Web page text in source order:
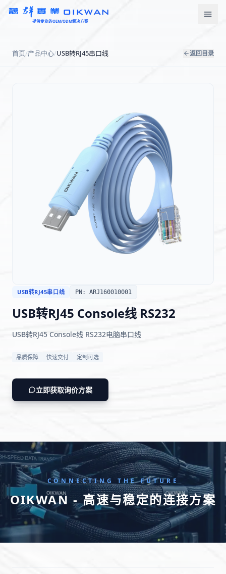
OIKWAN
提供专业的OEM/ODM解决方案
English Türkçe
日本語
ไทย Tiếng Việt
Italiano
首页/产品中心/USB转RJ45串口线 返回目录
USB转RJ45串口线 PN: ARJ160010001
USB转RJ45 Console线 RS232
USB转RJ45 Console线 RS232电脑串口线
品质保障 快速交付 定制可选
立即获取询价方案
CONNECTING THE FUTURE
OIKWAN - 高速与稳定的连接方案